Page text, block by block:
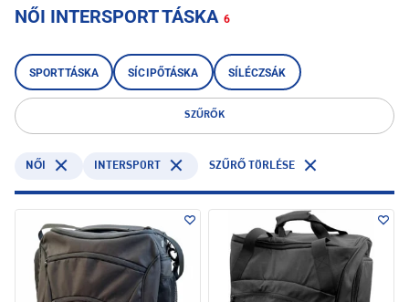
NŐI INTERSPORT TÁSKA 6
SPORTTÁSKA SÍCIPŐTÁSKA SÍLÉCZSÁK
SZŰRŐK
NŐI INTERSPORT SZŰRŐ TÖRLÉSE